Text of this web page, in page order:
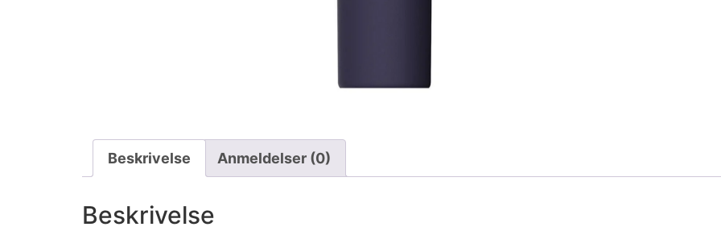
Beskrivelse Anmeldelser (0)
Beskrivelse